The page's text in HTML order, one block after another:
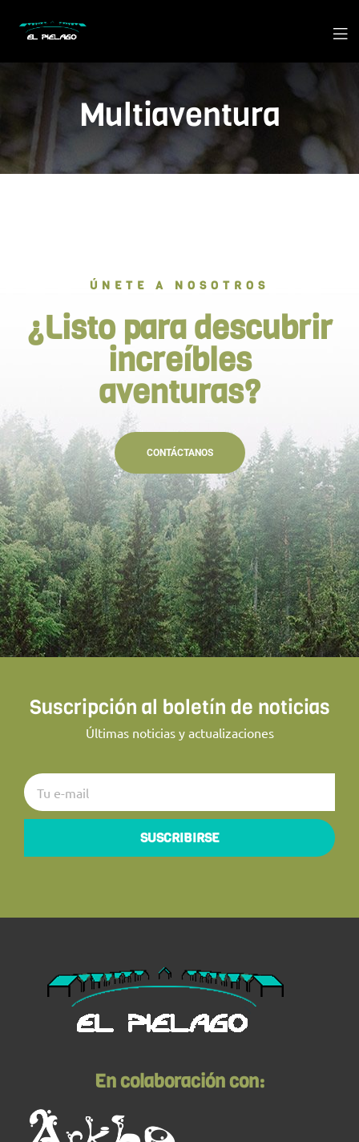
Multiaventura
ÚNETE A NOSOTROS
¿Listo para descubrir
increíbles
aventuras?
CONTÁCTANOS
Suscripción al boletín de noticias
Últimas noticias y actualizaciones
SUSCRIBIRSE
En colaboración con: